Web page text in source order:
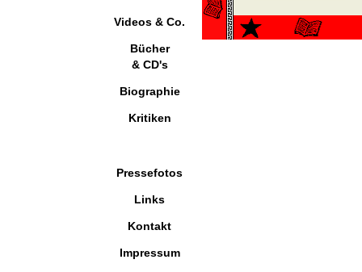
Videos & Co.
Bücher
& CD's
Biographie
Kritiken
Pressefotos
Links
Kontakt
Impressum